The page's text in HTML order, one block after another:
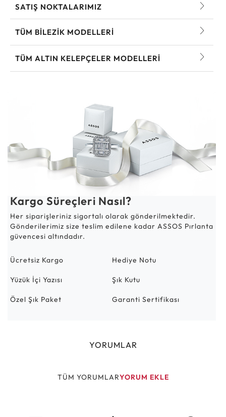
SATIŞ NOKTALARIMIZ
TÜM BILEZIK MODELLERI
TÜM ALTIN KELEPÇELER MODELLERI
Kargo Süreçleri Nasıl?
Her siparişleriniz sigortalı olarak gönderilmektedir.
Gönderilerimiz size teslim edilene kadar ASSOS Pırlanta
güvencesi altındadır.
Ücretsiz Kargo Hediye Notu
Yüzük İçi Yazısı Şık Kutu
Özel Şık Paket Garanti Sertifikası
YORUMLAR
TÜM YORUMLARYORUM EKLE